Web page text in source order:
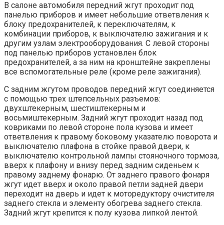
В салоне автомобиля передний жгут проходит под
панелью приборов и имеет небольшие ответвления к
блоку предохранителей, к переключателям, к
комбинации приборов, к выключателю зажигания и к
другим узлам электрооборудования. С левой стороны
под панелью приборов установлен блок
предохранителей, а за ним на кронштейне закреплены
все вспомогательные реле (кроме реле зажигания).
С задним жгутом проводов передний жгут соединяется
с помощью трех штепсельных разъемов:
двухштекерным, шестиштекерным и
восьмиштекерным. Задний жгут проходит назад под
ковриками по левой стороне пола кузова и имеет
ответвления к правому боковому указателю поворота и
выключателю плафона в стойке правой двери, к
выключателю контрольной лампы стояночного тормоза,
вверх к плафону и внизу перед задним сиденьем к
правому заднему фонарю. От заднего правого фонаря
жгут идет вверх и около правой петли задней двери
переходит на дверь и идет к моторедуктору очистителя
заднего стекла и элементу обогрева заднего стекла.
Задний жгут крепится к полу кузова липкой лентой.